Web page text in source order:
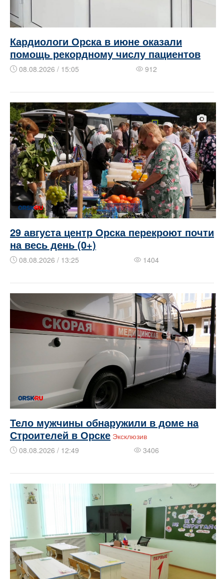
Кардиологи Орска в июне оказали
помощь рекордному числу пациентов
08.08.2026 / 15:05 912
29 августа центр Орска перекроют почти
на весь день (0+)
08.08.2026 / 13:25 1404
Тело мужчины обнаружили в доме на
Строителей в Орске Эксклюзив
08.08.2026 / 12:49
3406